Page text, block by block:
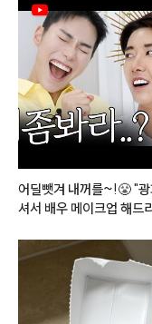
어딜뺏겨 내꺼를~!😤 "
셔서 배우 메이크업 해드